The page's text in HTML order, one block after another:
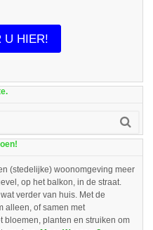
U HIER!
(stedelijke) woonomgeving meer
op het balkon, in de straat.
verder van huis. Met de
alleen, of samen met
bloemen, planten en struiken om